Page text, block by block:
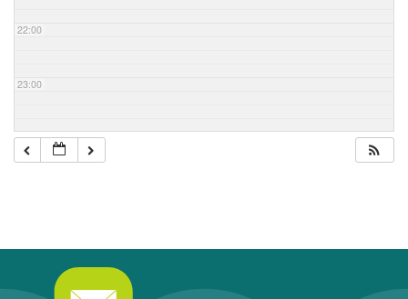
22:00
23:00